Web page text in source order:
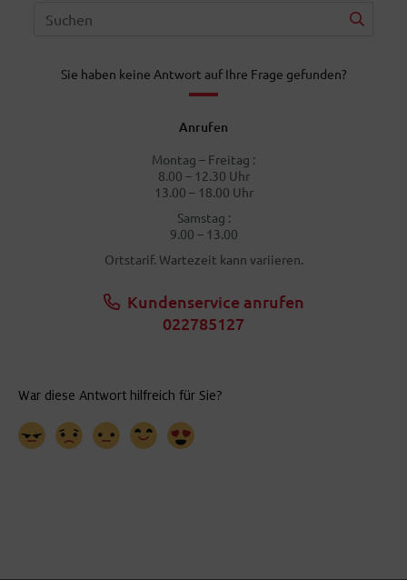
Sie haben keine Antwort auf Ihre Frage gefunden?
Anrufen
Montag – Freitag :
8.00 – 12.30 Uhr
13.00 – 18.00 Uhr
Samstag :
9.00 – 13.00
Ortstarif. Wartezeit kann variieren.
Kundenservice anrufen
022785127